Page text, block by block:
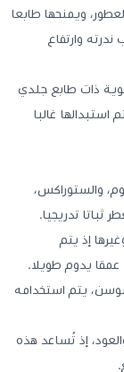
ويمنحها طابعا
وارتفاع
قوية ذات طابع جلدي
استبدالها غالبا
والستوراكس،
ثباتا تدريجيا.
إذ يتم
عمقا يدوم طويلا.
يتم استخدامه
إذ تُساعد هذه